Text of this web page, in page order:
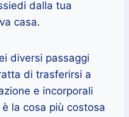
dalla tua
casa.
diversi passaggi
di trasferirsi a
e incorporali
la cosa più costosa